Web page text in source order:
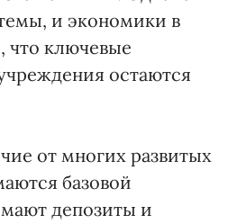
и экономики в
что ключевые
остаются
от многих развитых
базовой
депозиты и